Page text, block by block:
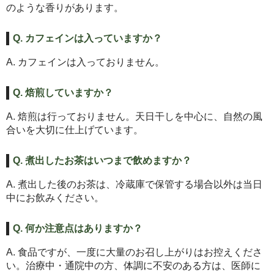
のような香りがあります。
Q. カフェインは入っていますか？
A. カフェインは入っておりません。
Q. 焙煎していますか？
A. 焙煎は行っておりません。天日干しを中心に、自然の風
合いを大切に仕上げています。
Q. 煮出したお茶はいつまで飲めますか？
A. 煮出した後のお茶は、冷蔵庫で保管する場合以外は当日
中にお飲みください。
Q. 何か注意点はありますか？
A. 食品ですが、一度に大量のお召し上がりはお控えくださ
い。治療中・通院中の方、体調に不安のある方は、医師に